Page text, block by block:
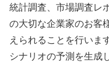
統計調査、市場調査レ
の大切な企業家のお客
えられることを行いま
シナリオの予測を生成